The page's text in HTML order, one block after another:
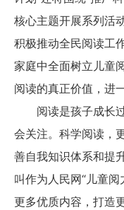
核心主题开展系列活
积极推动全民阅读工
家庭中全面树立儿童
阅读的真正价值，进
阅读是孩子成长过
会关注。科学阅读，
善自我知识体系和提
叫作为人民网“儿童
更多优质内容，打造